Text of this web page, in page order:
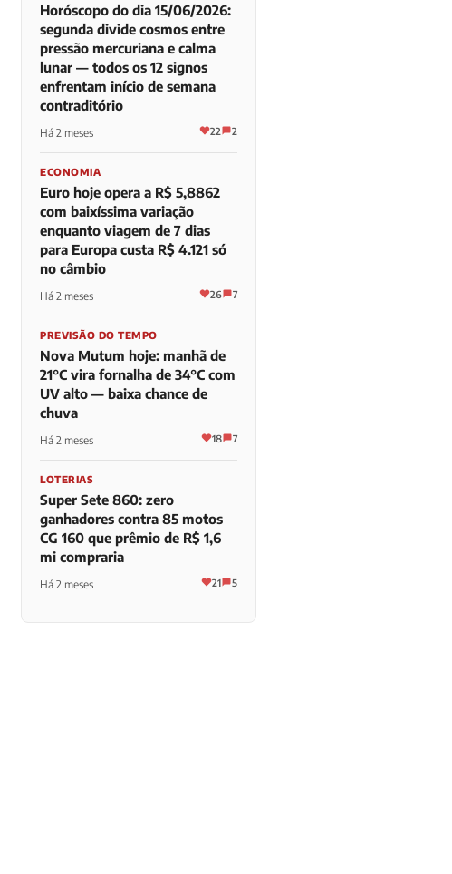
Horóscopo do dia 15/06/2026:
segunda divide cosmos entre
pressão mercuriana e calma
lunar — todos os 12 signos
enfrentam início de semana
contraditório
Há 2 meses 22 2
ECONOMIA
Euro hoje opera a R$ 5,8862
com baixíssima variação
enquanto viagem de 7 dias
para Europa custa R$ 4.121 só
no câmbio
Há 2 meses 26 7
PREVISÃO DO TEMPO
Nova Mutum hoje: manhã de
21°C vira fornalha de 34°C com
UV alto — baixa chance de
chuva
Há 2 meses 18 7
LOTERIAS
Super Sete 860: zero
ganhadores contra 85 motos
CG 160 que prêmio de R$ 1,6
mi compraria
Há 2 meses 21 5